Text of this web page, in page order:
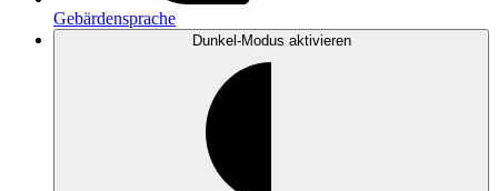
Gebärdensprache
Dunkel-Modus aktivieren